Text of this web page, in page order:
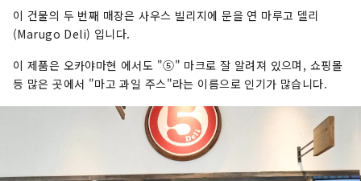
이 건물의 두 번째 매장은 사우스 빌리지에 문을 연 마루고 델리
(Marugo Deli) 입니다.
이 제품은 오카야마현 에서도 "⑤" 마크로 잘 알려져 있으며, 쇼핑몰
등 많은 곳에서 "마고 과일 주스"라는 이름으로 인기가 많습니다.